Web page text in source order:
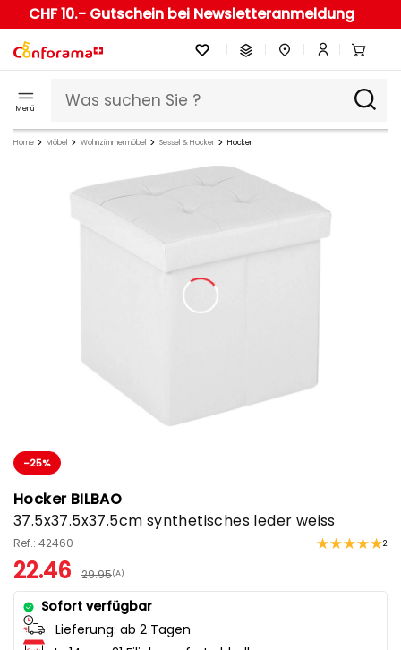
CHF 10.- Gutschein bei Newsletteranmeldung
Menü
Home Möbel Wohnzimmermöbel Sessel & Hocker Hocker
-25%
Hocker BILBAO
37.5x37.5x37.5cm synthetisches leder weiss
Ref.: 42460 2
22.46 29.95(A)
Sofort verfügbar
Lieferung: ab 2 Tagen